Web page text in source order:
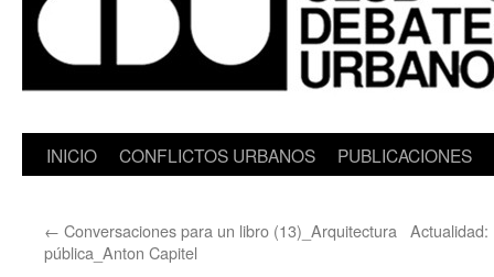
Saltar
contenido
INICIO CONFLICTOS URBANOS PUBLICACIONES
← Conversaciones para un libro (13)_Arquitectura
pública_Anton Capitel